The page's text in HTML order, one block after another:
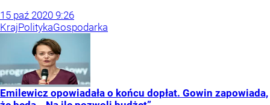
15 paź 2020 9:26
KrajPolitykaGospodarka
Emilewicz opowiadała o końcu dopłat. Gowin zapowiada,